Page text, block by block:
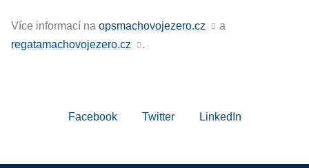
Více informací na opsmachovojezero.cz
a
regatamachovojezero.cz
.
Facebook Twitter LinkedIn